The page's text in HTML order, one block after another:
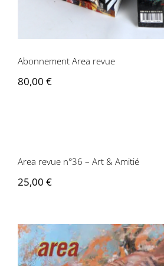
Abonnement Area revue
80,00 €
Area revue n°36 – Art & Amitié
25,00 €